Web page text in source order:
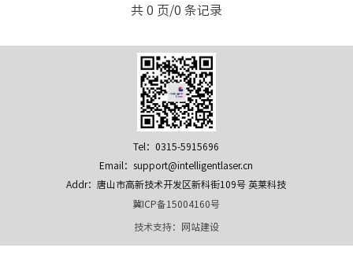
共 0 页/0 条记录
Tel：0315-5915696
Email：support@intelligentlaser.cn
Addr：唐山市高新技术开发区新科街109号 英莱科技
冀ICP备15004160号
技术支持： 网站建设